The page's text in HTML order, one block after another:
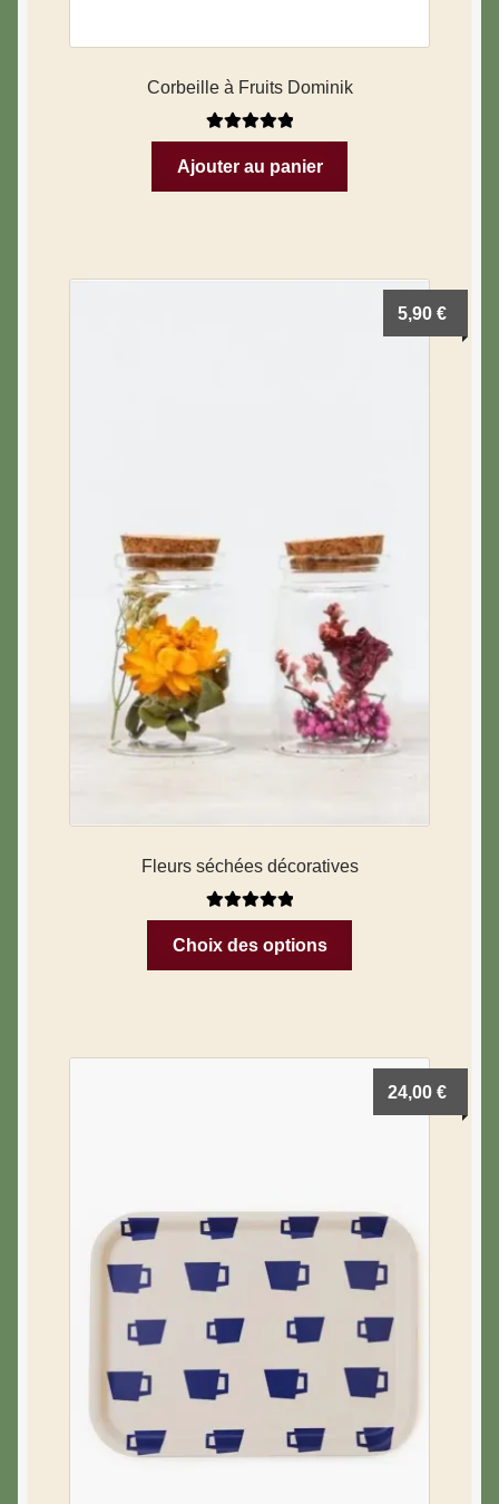
Corbeille à Fruits Dominik
Note5.00sur
5
Ajouter au panier
Fleurs séchées décoratives
Note5.00sur
5
5,90€
Choix des options
24,00€